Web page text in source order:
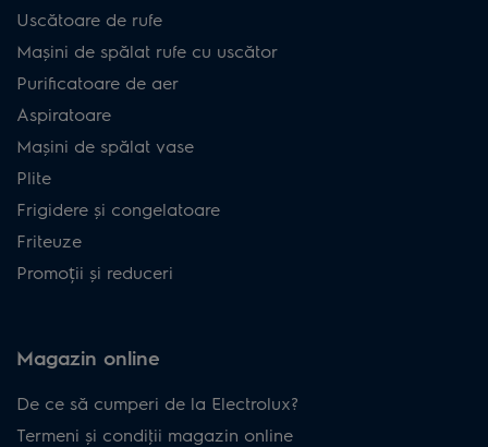
Uscătoare de rufe
Mașini de spălat rufe cu uscător
Purificatoare de aer
Aspiratoare
Mașini de spălat vase
Plite
Frigidere și congelatoare
Friteuze
Promoții și reduceri
Magazin online
De ce să cumperi de la Electrolux?
Termeni și condiţii magazin online